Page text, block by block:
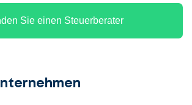
Sie einen Steuerberater